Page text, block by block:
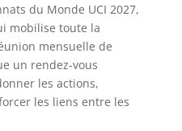
du Monde UCI 2027,
mobilise toute la
mensuelle de
un rendez-vous
les actions,
les liens entre les